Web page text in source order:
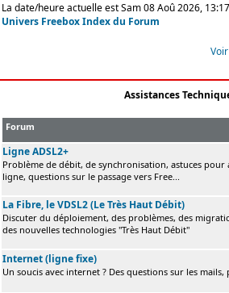
La date/heure actuelle est Sam 08 Aoû 2026, 13:17
Univers Freebox Index du Forum
Assistances
Forum
Ligne ADSL2+
Problème de débit, de synchronisation, astuces
ligne, questions sur le passage vers Free...
La Fibre, le VDSL2 (Le Très Haut Débit)
Discuter du déploiement, des problèmes, des
des nouvelles technologies "Très Haut Débit"
Internet (ligne fixe)
Un soucis avec internet ? Des questions sur les mails,